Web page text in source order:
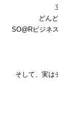
どん
SO@Rビジネ
そして、実